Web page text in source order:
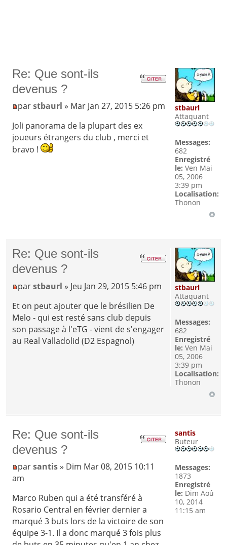
Re: Que sont-ils
devenus ?
parstbaurl » Mar Jan 27, 2015 5:26 pm
Joli panorama de la plupart des ex
joueurs étrangers du club , merci et
bravo !
stbaurl
Attaquant
Messages:
682
Enregistré
le: Ven Mai
05, 2006
3:39 pm
Localisation:
Thonon
Re: Que sont-ils
devenus ?
parstbaurl » Jeu Jan 29, 2015 5:46 pm
Et on peut ajouter que le brésilien De
Melo - qui est resté sans club depuis
son passage à l'eTG - vient de s'engager
au Real Valladolid (D2 Espagnol)
stbaurl
Attaquant
Messages:
682
Enregistré
le: Ven Mai
05, 2006
3:39 pm
Localisation:
Thonon
Re: Que sont-ils
devenus ?
parsantis» Dim Mar 08, 2015 10:11
am
Marco Ruben qui a été transféré à
Rosario Central en février dernier a
marqué 3 buts lors de la victoire de son
équipe 3-1. Il a donc marqué 3 fois plus
santis
Buteur
Messages:
1873
Enregistré
le: Dim Aoû
10, 2014
11:15 am